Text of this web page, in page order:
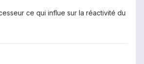
ce qui influe sur la réactivité du